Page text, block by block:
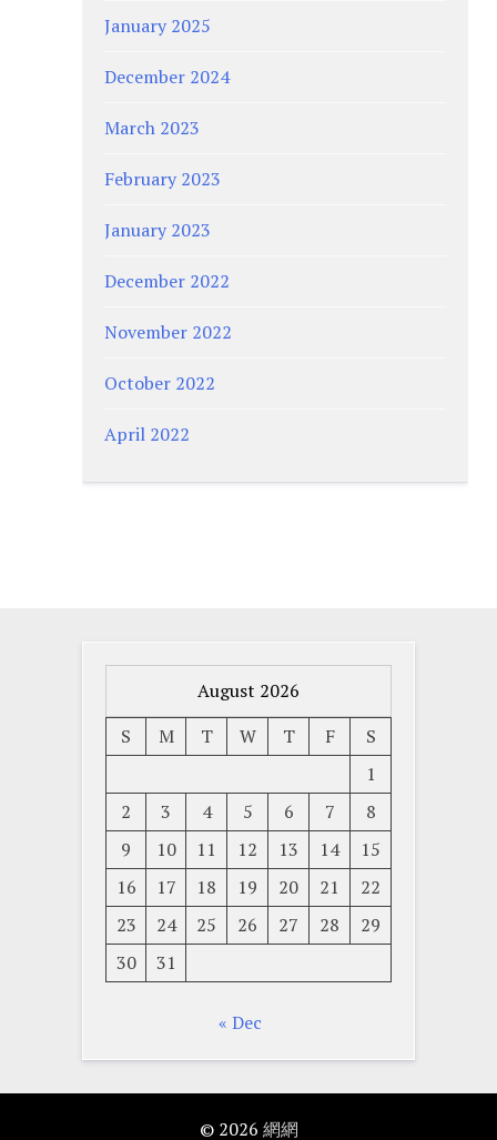
January 2025
December 2024
March 2023
February 2023
January 2023
December 2022
November 2022
October 2022
April 2022
August 2026
S
M T W T F
S
1
2
3 4 5 6 7
8
9
10 11 12 13 14
15
16
17 18 19 20 21
22
23
24 25 26 27 28
29
30
31
« Dec
© 2026 網網